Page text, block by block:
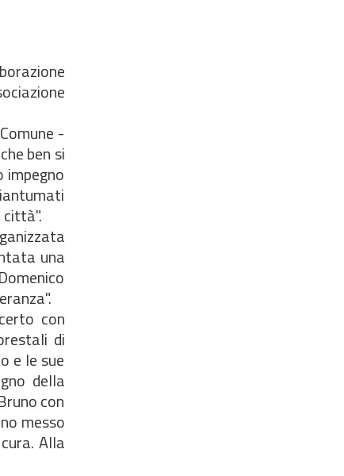
-
ben si
impegno
una
con
di
e le sue
della
con
messo
Alla